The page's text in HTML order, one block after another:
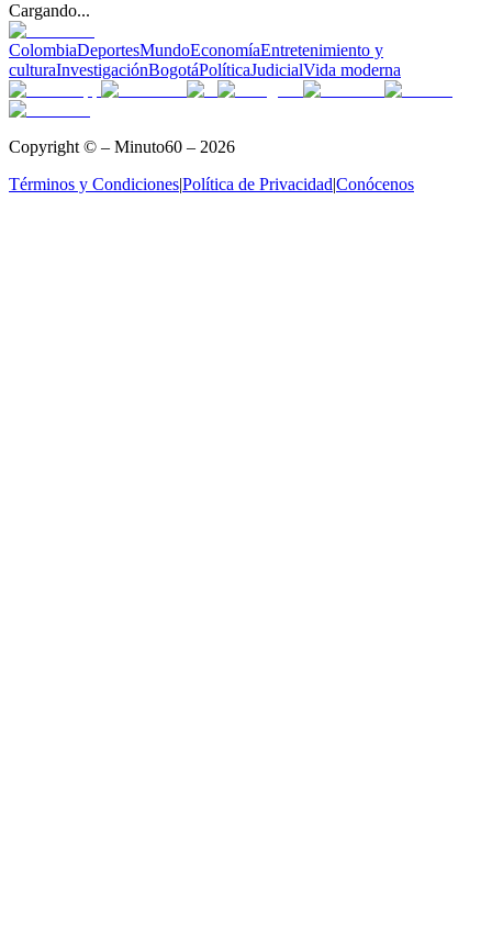
Cargando...
ColombiaDeportesMundoEconomíaEntretenimiento y
culturaInvestigaciónBogotáPolíticaJudicialVida moderna
Copyright © – Minuto60 – 2026
Términos y Condiciones|Política de Privacidad|Conócenos